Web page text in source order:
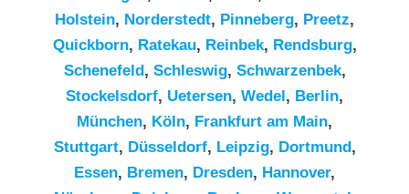
Holstein, Norderstedt, Pinneberg, Preetz,
Quickborn, Ratekau, Reinbek, Rendsburg,
Schenefeld, Schleswig, Schwarzenbek,
Stockelsdorf, Uetersen, Wedel, Berlin,
München, Köln, Frankfurt am Main,
Stuttgart, Düsseldorf, Leipzig, Dortmund,
Essen, Bremen, Dresden, Hannover,